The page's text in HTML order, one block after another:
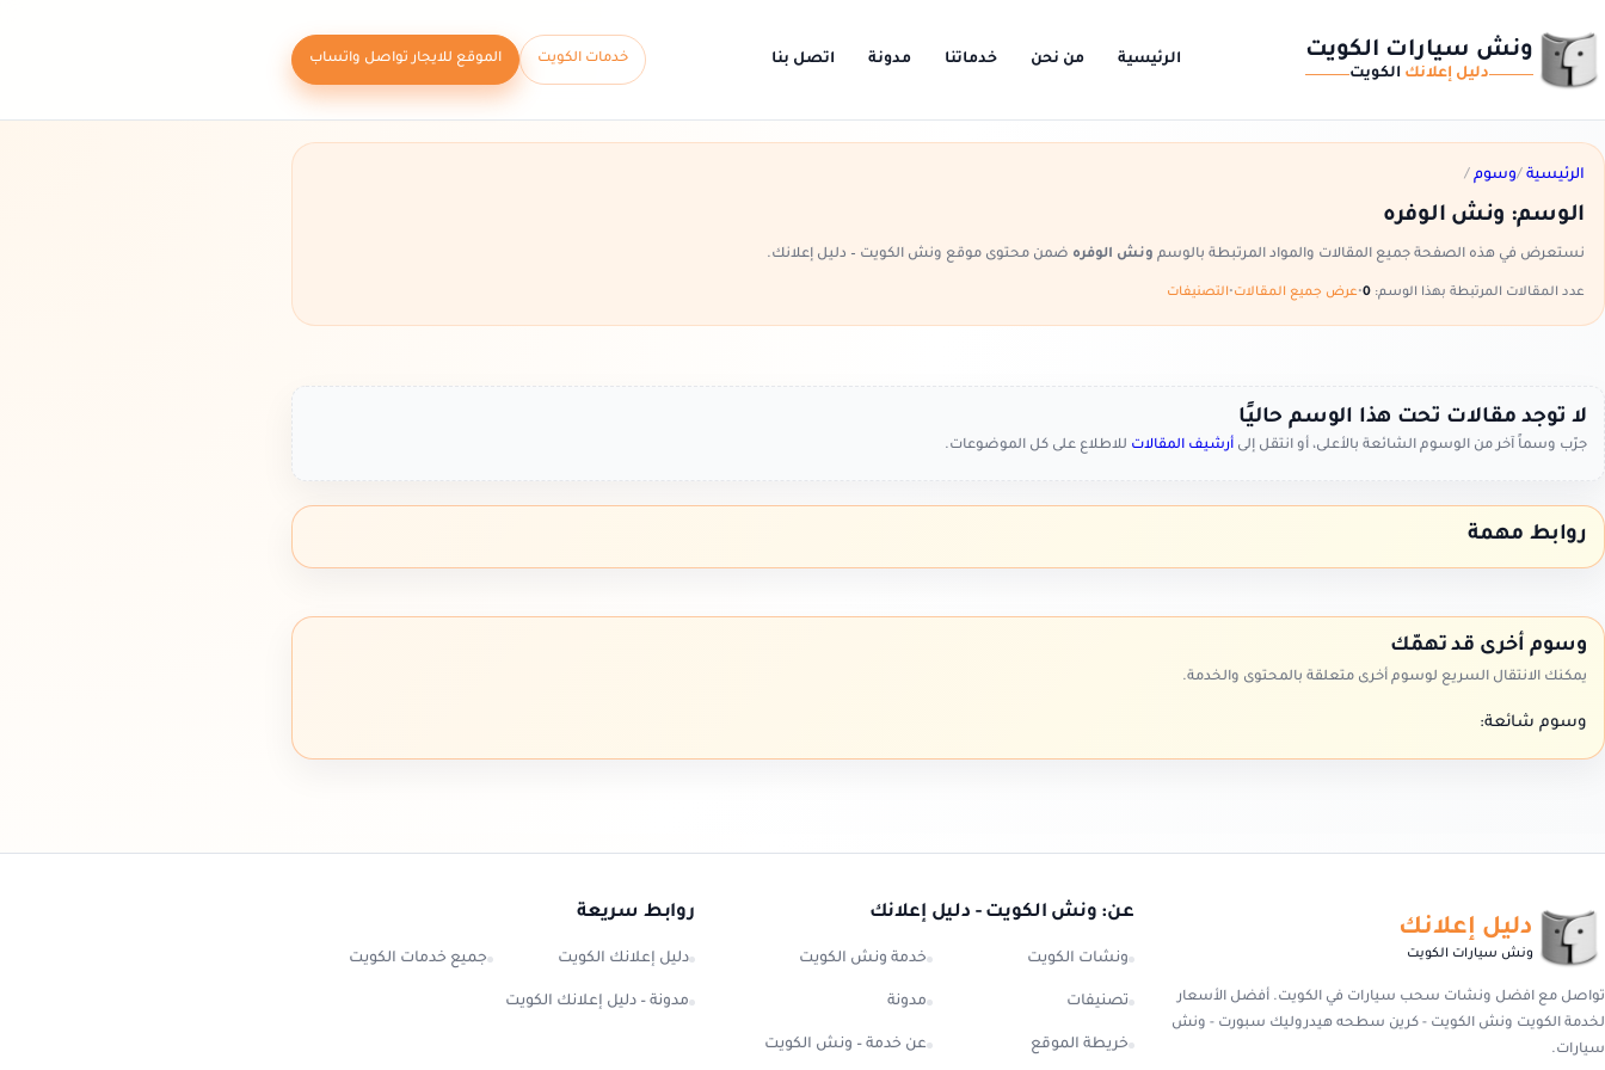
ونش سيارات الكويت
دليل إعلانك الكويت
الرئيسية من نحن خدماتنا مدونة اتصل بنا خدمات الكويت الموقع للايجار تواصل واتساب
الرئيسية /وسوم /
الوسم: ونش الوفره
نستعرض في هذه الصفحة جميع المقالات والمواد المرتبطة بالوسم ونش الوفره ضمن محتوى موقع ونش الكويت – دليل إعلانك.
عدد المقالات المرتبطة بهذا الوسم: •عرض جميع المقالات•التصنيفات
لا توجد مقالات تحت هذا الوسم حاليًا
جرّب وسماً آخر من الوسوم الشائعة بالأعلى، أو انتقل إلى أرشيف المقالات للاطلاع على كل الموضوعات.
روابط مهمة
وسوم أخرى قد تهمّك
يمكنك الانتقال السريع لوسوم أخرى متعلقة بالمحتوى والخدمة.
وسوم شائعة:
دليل إعلانك
ونش سيارات الكويت
تواصل مع افضل ونشات سحب سيارات في الكويت. أفضل الأسعار
لخدمة الكويت ونش الكويت - كرين سطحه هيدروليك سبورت - ونش
سيارات.
عن: ونش الكويت - دليل إعلانك
ونشات الكويت خدمة ونش الكويت
تصنيفات مدونة
خريطة الموقع عن خدمة – ونش الكويت
روابط سريعة
دليل إعلانك الكويت جميع خدمات الكويت
مدونة – دليل إعلانك الكويت